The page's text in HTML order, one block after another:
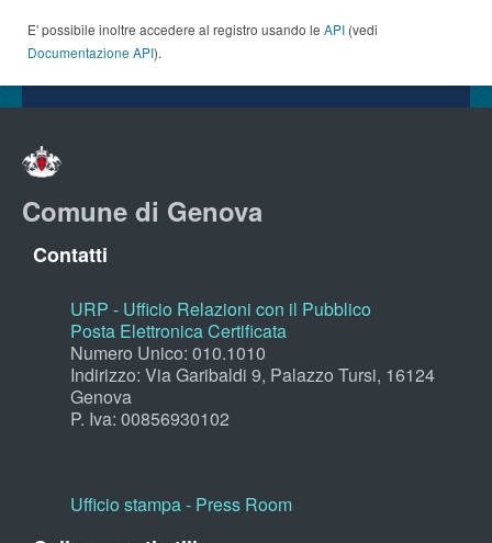
E' possibile inoltre accedere al registro usando le API (vedi
Documentazione API).
Comune di Genova
Contatti
URP - Ufficio Relazioni con il Pubblico
Posta Elettronica Certificata
Numero Unico: 010.1010
Indirizzo: Via Garibaldi 9, Palazzo Tursi, 16124
Genova
P. Iva: 00856930102
Ufficio stampa - Press Room